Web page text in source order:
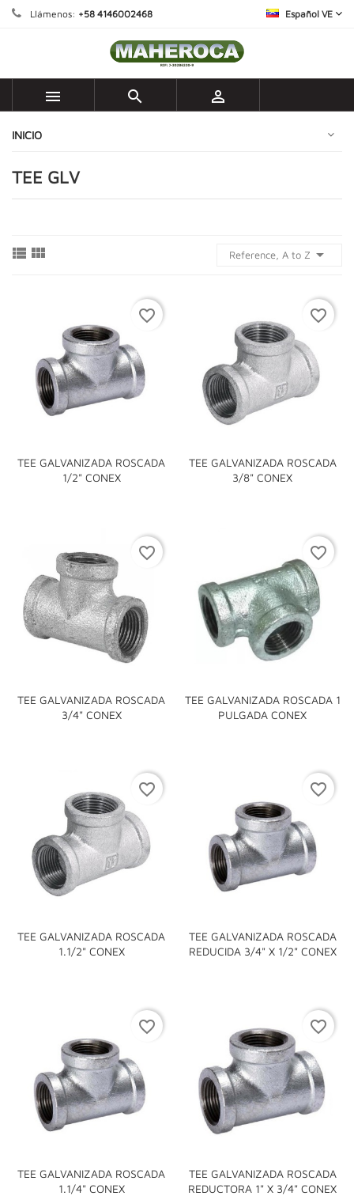
Llámenos: +58 4146002468 Español VE
  
INICIO
TEE GLV
  Reference, A to Z 
TEE GALVANIZADA ROSCADA
1/2" CONEX
favorite_border
TEE GALVANIZADA ROSCADA
3/8" CONEX
favorite_border
TEE GALVANIZADA ROSCADA
3/4" CONEX
favorite_border
TEE GALVANIZADA ROSCADA 1
PULGADA CONEX
favorite_border
TEE GALVANIZADA ROSCADA
1.1/2" CONEX
favorite_border
TEE GALVANIZADA ROSCADA
REDUCIDA 3/4" X 1/2" CONEX
favorite_border
TEE GALVANIZADA ROSCADA
1.1/4" CONEX
favorite_border
TEE GALVANIZADA ROSCADA
REDUCTORA 1" X 3/4" CONEX
favorite_border